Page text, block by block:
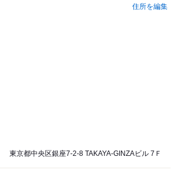
住所を編集
東京都中央区銀座7-2-8 TAKAYA-GINZAビル 7Ｆ